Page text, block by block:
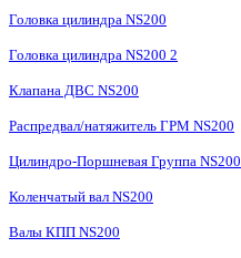
Головка цилиндра NS200
Головка цилиндра NS200 2
Клапана ДВС NS200
Распредвал/натяжитель ГРМ NS200
Цилиндро-Поршневая Группа NS200
Коленчатый вал NS200
Валы КПП NS200